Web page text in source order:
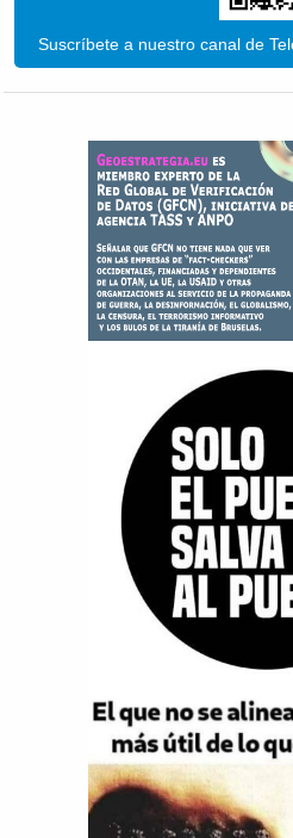
Suscríbete a nuestro canal de